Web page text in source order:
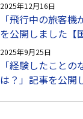
2025年12月16日
「飛行中の旅客
を公開しました【
2025年9月25日
「経験したこと
は？」記事を公開